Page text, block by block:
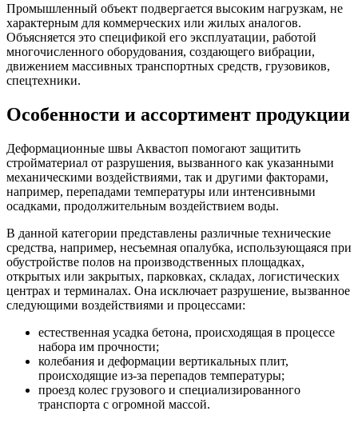
Промышленный объект подвергается высоким нагрузкам, не
характерным для коммерческих или жилых аналогов.
Объясняется это спецификой его эксплуатации, работой
многочисленного оборудования, создающего вибрации,
движением массивных транспортных средств, грузовиков,
спецтехники.
Особенности и ассортимент продукции
Деформационные швы Аквастоп помогают защитить
стройматериал от разрушения, вызванного как указанными
механическими воздействиями, так и другими факторами,
например, перепадами температуры или интенсивными
осадками, продолжительным воздействием воды.
В данной категории представлены различные технические
средства, например, несъемная опалубка, использующаяся при
обустройстве полов на производственных площадках,
открытых или закрытых, парковках, складах, логистических
центрах и терминалах. Она исключает разрушение, вызванное
следующими воздействиями и процессами:
естественная усадка бетона, происходящая в процессе
набора им прочности;
колебания и деформации вертикальных плит,
происходящие из-за перепадов температуры;
проезд колес грузового и специализированного
транспорта с огромной массой.